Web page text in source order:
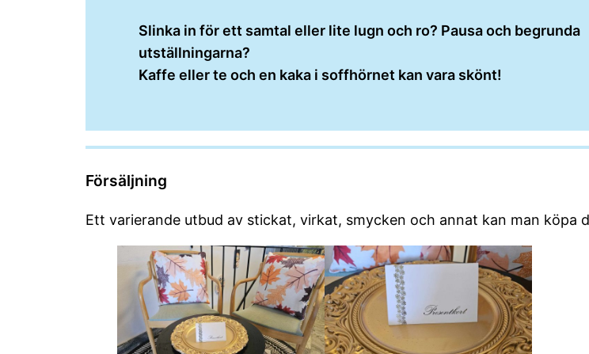
Slinka in för ett samtal eller lite lugn och ro? Pausa och begrunda
utställningarna?
Kaffe eller te och en kaka i soffhörnet kan vara skönt!
Försäljning
Ett varierande utbud av stickat, virkat, smycken och annat kan man köpa